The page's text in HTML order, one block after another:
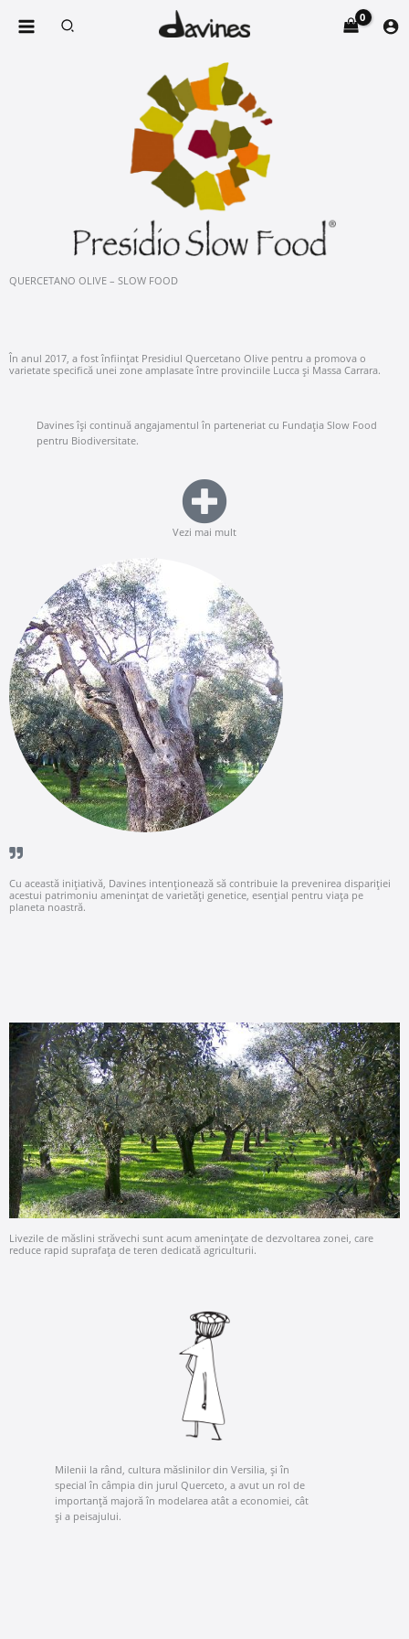
content
Search
QUERCETANO OLIVE – SLOW FOOD
În anul 2017, a fost înființat Presidiul Quercetano Olive pentru a promova o
varietate specifică unei zone amplasate între provinciile Lucca și Massa Carrara.
Davines își continuă angajamentul în parteneriat cu Fundația Slow Food
pentru Biodiversitate.
Vezi mai mult
Cu această inițiativă, Davines intenționează să contribuie la prevenirea dispariției
acestui patrimoniu amenințat de varietăți genetice, esențial pentru viața pe
planeta noastră.
Livezile de măslini străvechi sunt acum amenințate de dezvoltarea zonei, care
reduce rapid suprafața de teren dedicată agriculturii.
Milenii la rând, cultura măslinilor din Versilia, și în
special în câmpia din jurul Querceto, a avut un rol de
importanță majoră în modelarea atât a economiei, cât
și a peisajului.